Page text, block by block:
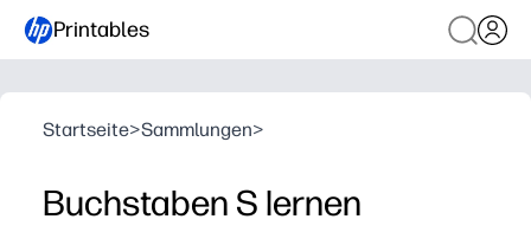
Printables
Startseite>Sammlungen>
Buchstaben S lernen